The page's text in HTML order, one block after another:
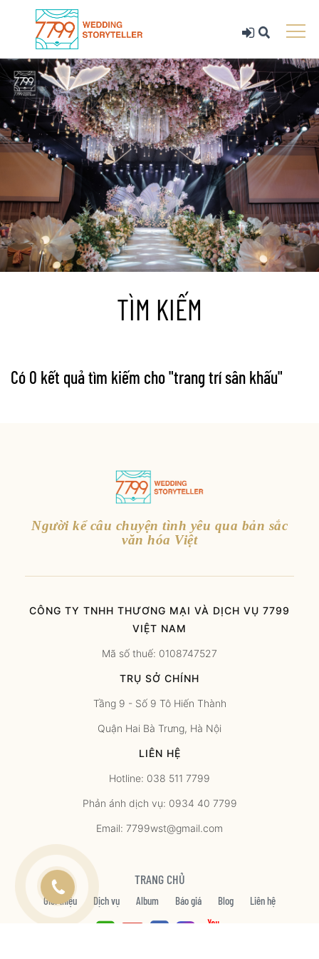
TÌM KIẾM
Có 0 kết quả tìm kiếm cho "trang trí sân khấu"
Người kể câu chuyện tình yêu qua bản sắc
văn hóa Việt
CÔNG TY TNHH THƯƠNG MẠI VÀ DỊCH VỤ 7799
VIỆT NAM
Mã số thuế: 0108747527
TRỤ SỞ CHÍNH
Tầng 9 - Số 9 Tô Hiến Thành
Quận Hai Bà Trưng, Hà Nội
LIÊN HỆ
Hotline: 038 511 7799
Phản ánh dịch vụ: 0934 40 7799
Email: 7799wst@gmail.com
TRANG CHỦ
Giới thiệu Dịch vụ Album Báo giá Blog Liên hệ